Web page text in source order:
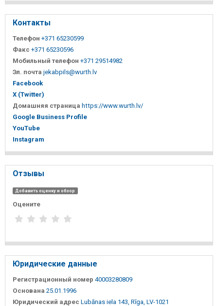
Контакты
Телефон +371 65230599
Факс +371 65230596
Мобильный телефон +371 29514982
Эл. почта jekabpils@wurth.lv
Facebook
X (Twitter)
Домашняя страница https://www.wurth.lv/
Google Business Profile
YouTube
Instagram
Отзывы
Добавить оценку и обзор
Оцените
Юридические данные
Регистрационный номер 40003280809
Основана 25.01.1996
Юридический адрес Lubānas iela 143, Rīga, LV-1021